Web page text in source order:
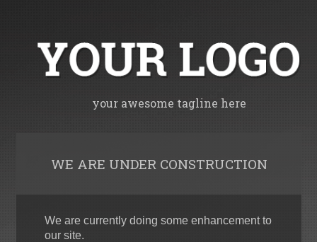
your awesome tagline here
WE ARE UNDER CONSTRUCTION
We are currently doing some enhancement to
our site.